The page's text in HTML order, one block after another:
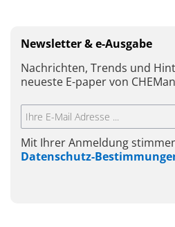
Newsletter & e-Ausgabe
Nachrichten, Trends und
neueste E-paper von
Mit Ihrer Anmeldung
Datenschutz-